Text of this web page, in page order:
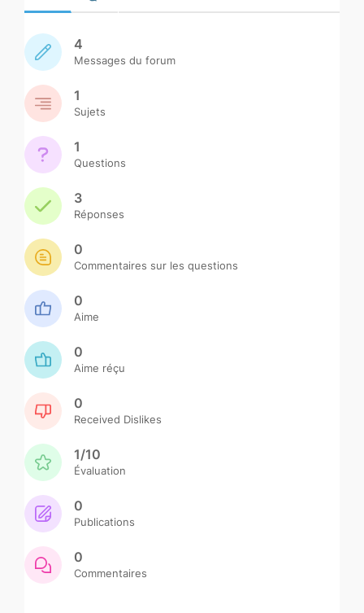
4
Messages du forum
1
Sujets
1
Questions
3
Réponses
0
Commentaires sur les questions
0
Aime
0
Aime réçu
0
Received Dislikes
1/10
Évaluation
0
Publications
0
Commentaires